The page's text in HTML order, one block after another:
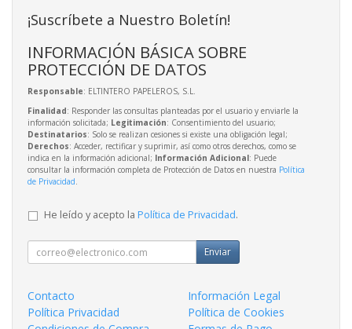
¡Suscríbete a Nuestro Boletín!
INFORMACIÓN BÁSICA SOBRE
PROTECCIÓN DE DATOS
Responsable: ELTINTERO PAPELEROS, S.L.
Finalidad: Responder las consultas planteadas por el usuario y enviarle la
información solicitada; Legitimación: Consentimiento del usuario;
Destinatarios: Solo se realizan cesiones si existe una obligación legal;
Derechos: Acceder, rectificar y suprimir, así como otros derechos, como se
indica en la información adicional; Información Adicional: Puede
consultar la información completa de Protección de Datos en nuestra Política
de Privacidad.
He leído y acepto la Política de Privacidad.
Enviar
Contacto
Información Legal
Política Privacidad
Política de Cookies